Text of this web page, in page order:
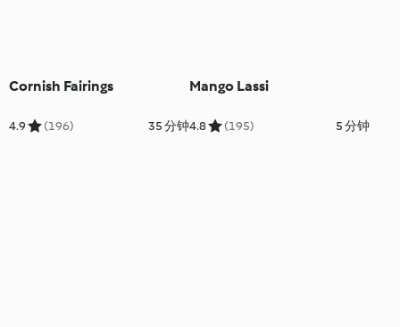
Cornish Fairings
4.9 (196) 35 分钟
Mango Lassi
4.8 (195) 5 分钟